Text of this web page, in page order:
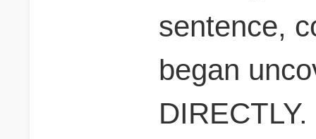
sentence,
began